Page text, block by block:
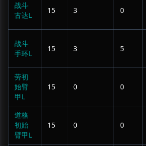
战斗
古达L
15 3 0
战斗
手环L
15 3 5
劳初
始臂
甲L
15 0 0
道格
初始
臂甲L
15 0 0